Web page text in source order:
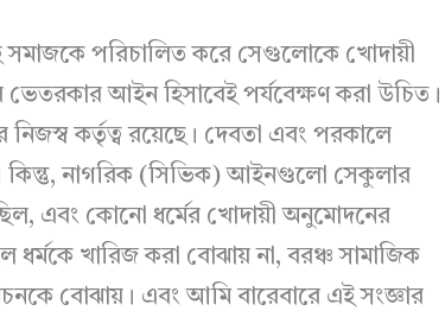
পরিচালিত করে সেগুলোকে খোদায়ী
ভেতরকার আইন হিসাবেই পর্যবেক্ষণ করা উচিত।
কর্তৃত্ব রয়েছে। দেবতা এবং পরকালে
কিন্তু, নাগরিক (সিভিক) আইনগুলো সেকুলার
এবং কোনো ধর্মের খোদায়ী অনুমোদনের
খারিজ করা বোঝায় না, বরঞ্চ সামাজিক
বোঝায়। এবং আমি বারেবারে এই সংজ্ঞার